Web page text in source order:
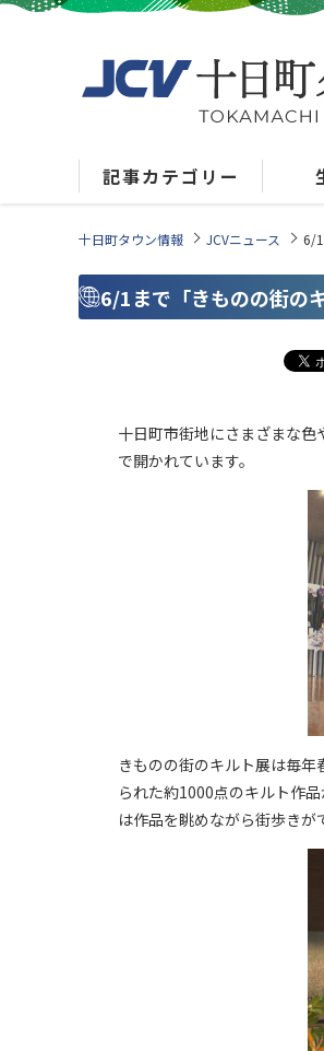
記事カテゴリー
十日町タウン情報 JCVニュース 6/
6/1まで「きものの街の
十日町市街地にさまざまな
で開かれています。
きものの街のキルト展は毎
られた約1000点のキルト作
は作品を眺めながら街歩きが